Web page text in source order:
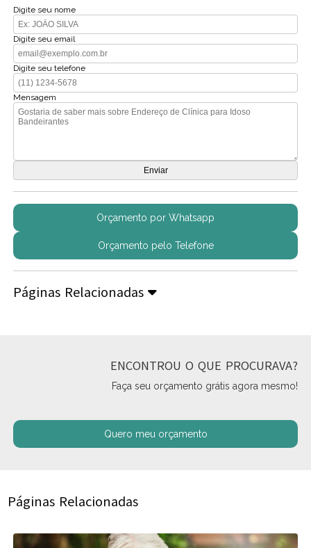
Digite seu nome
Digite seu email
Digite seu telefone
Mensagem
Orçamento por Whatsapp
Orçamento pelo Telefone
Páginas Relacionadas
ENCONTROU O QUE PROCURAVA?
Faça seu orçamento grátis agora mesmo!
Quero meu orçamento
Páginas Relacionadas